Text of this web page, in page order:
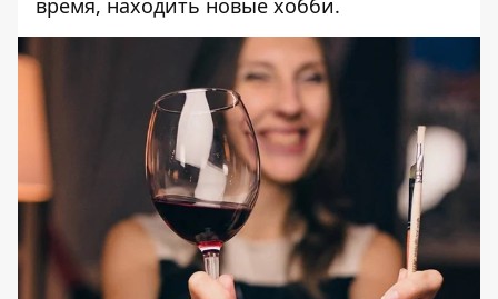
время, находить новые хобби.